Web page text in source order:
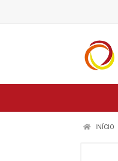
INÍCIO